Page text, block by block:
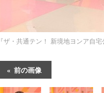
『ザ・共通テン！ 新境地ヨンア自
前の画像